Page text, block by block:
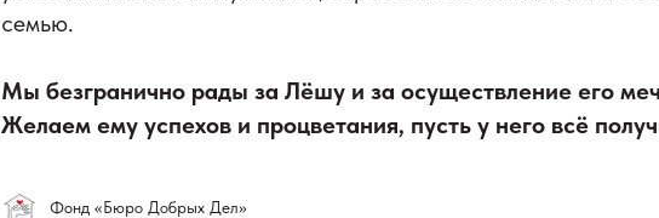
семью.
Мы безгранично рады за Лёшу и за осуществление его
Желаем ему успехов и процветания, пусть у него всё
Фонд «Бюро Добрых Дел»